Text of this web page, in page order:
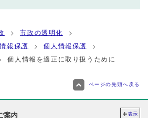
市政の透明化
報保護
個人情報保護
個人情報を適正に取り扱うために
ページの先頭へ戻る
案内 表示